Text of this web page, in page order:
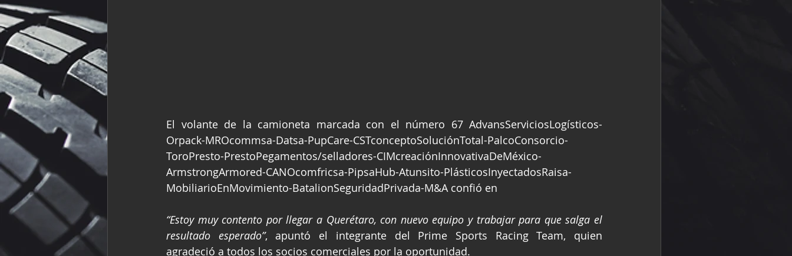
El volante de la camioneta marcada con el número 67 AdvansServiciosLogísticos-
Orpack-MROcommsa-Datsa-PupCare-CSTconceptoSoluciónTotal-PalcoConsorcio-
ToroPresto-PrestoPegamentos/selladores-CIMcreaciónInnovativaDeMéxico-
ArmstrongArmored-CANOcomfricsa-PipsaHub-Atunsito-PlásticosInyectadosRaisa-
MobiliarioEnMovimiento-BatalionSeguridadPrivada-M&A confió en
“Estoy muy contento por llegar a Querétaro, con nuevo equipo y trabajar para que salga el
resultado esperado”, apuntó el integrante del Prime Sports Racing Team, quien
agradeció a todos los socios comerciales por la oportunidad.